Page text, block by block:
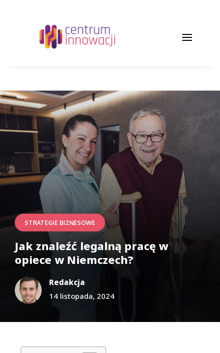
STRATEGIE BIZNESOWE
Jak znaleźć legalną pracę w
opiece w Niemczech?
Redakcja
14 listopada, 2024